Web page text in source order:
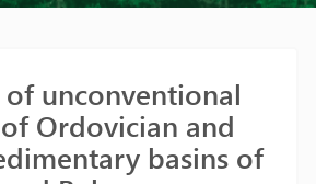
of unconventional
Ordovician and
basins of